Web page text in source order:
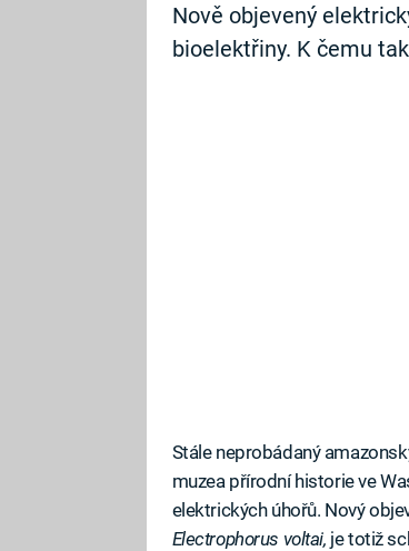
Nově objevený
bioelektřiny. K čemu
Stále neprobádaný
muzea přírodní historie ve
elektrických úhořů. Nový
Electrophorus voltai, je totiž